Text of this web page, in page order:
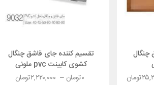
تومان
تقسیم کننده جای قاشق چنگال
کشوی کابینت pvc ملونی
۰تومان – ۲,۲۲۰,۰۰۰تومان